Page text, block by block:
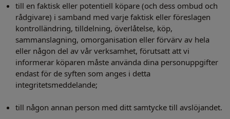
till en faktisk eller potentiell köpare (och dess ombud och
rådgivare) i samband med varje faktisk eller föreslagen
kontrolländring, tilldelning, överlåtelse, köp,
sammanslagning, omorganisation eller förvärv av hela
eller någon del av vår verksamhet, förutsatt att vi
informerar köparen måste använda dina personuppgifter
endast för de syften som anges i detta
integritetsmeddelande;
till någon annan person med ditt samtycke till avslöjandet.